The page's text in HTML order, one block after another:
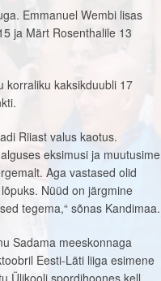
Emmanuel Wembi lisas
ja Märt Rosenthalile 13
korraliku kaksikduubli 17
Riiast valus kaotus.
eksimusi ja muutusime
Aga vastased olid
Nüüd on järgmine
tegema,“ sõnas Kandimaa.
Sadama meeskonnaga
Eesti-Läti liiga esimene
Ülikooli spordihoones kell